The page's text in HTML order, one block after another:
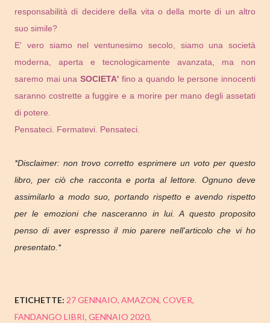
responsabilità di decidere della vita o della morte di un altro
suo simile?
E' vero siamo nel ventunesimo secolo, siamo una società
moderna, aperta e tecnologicamente avanzata, ma non
saremo mai una SOCIETA' fino a quando le persone innocenti
saranno costrette a fuggire e a morire per mano degli assetati
di potere.
Pensateci. Fermatevi. Pensateci.
*Disclaimer: non trovo corretto esprimere un voto per questo
libro, per ciò che racconta e porta al lettore. Ognuno deve
assimilarlo a modo suo, portando rispetto e avendo rispetto
per le emozioni che nasceranno in lui. A questo proposito
penso di aver espresso il mio parere nell'articolo che vi ho
presentato.*
ETICHETTE: 27 GENNAIO AMAZON COVER
FANDANGO LIBRI GENNAIO 2020